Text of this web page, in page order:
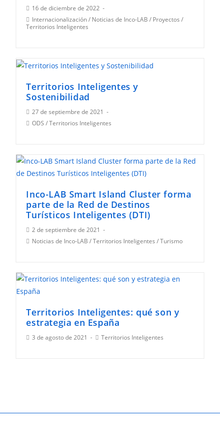
Publicación
de
la
16 de diciembre de 2022
Categoría
de
Internacionalización / Noticias de Inco-LAB / Proyectos /
Territorios Inteligentes
Territorios Inteligentes y
Sostenibilidad
Publicación
de
27 de septiembre de 2021
Categoría
ODS / Territorios Inteligentes
Inco-LAB Smart Island Cluster forma
parte de la Red de Destinos
Turísticos Inteligentes (DTI)
Publicación
de
2 de septiembre de 2021
Categoría
Noticias de Inco-LAB / Territorios Inteligentes / Turismo
Territorios Inteligentes: qué son y
estrategia en España
Publicación
3 de agosto de 2021
Categoría
Territorios Inteligentes